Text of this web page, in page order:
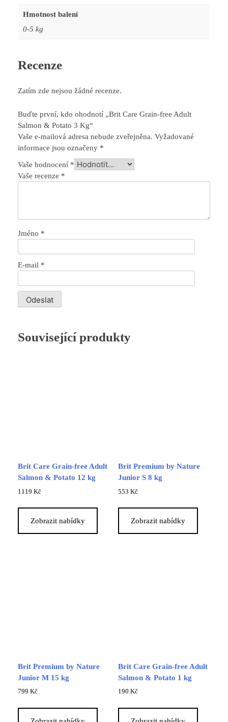
Hmotnost balení
0-5 kg
Recenze
Zatím zde nejsou žádné recenze.
Buďte první, kdo ohodnotí „Brit Care Grain-free Adult
Salmon & Potato 3 Kg“
Vaše e-mailová adresa nebude zveřejněna. Vyžadované
informace jsou označeny *
Vaše hodnocení *
Vaše recenze *
Jméno *
E-mail *
Související produkty
Brit Care Grain-free Adult
Salmon & Potato 12 kg
1119 Kč
Zobrazit nabídky
Brit Premium by Nature
Junior S 8 kg
553 Kč
Zobrazit nabídky
Brit Premium by Nature
Junior M 15 kg
799 Kč
Brit Care Grain-free Adult
Salmon & Potato 1 kg
190 Kč